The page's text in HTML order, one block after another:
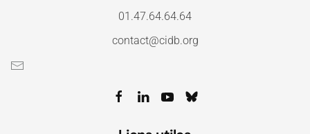
01.47.64.64.64
contact@cidb.org